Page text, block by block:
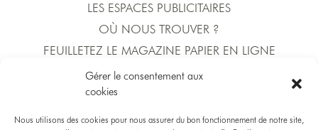
Gérer le consentement aux
cookies
Nous utilisons des cookies pour nous assurer du bon fonctionnement de notre site,
LES ESPACES PUBLICITAIRES
OÙ NOUS TROUVER ?
FEUILLETEZ LE MAGAZINE PAPIER EN LIGNE
L'ÉQUIPE D'OLÉ !
DIRECTION DE LA PUBLICATION